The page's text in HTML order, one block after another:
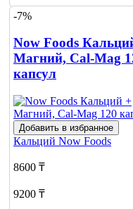
-7%
Now Foods
Магний, Cal-Mag
капсул
Добавить в избранное
Кальций Now Foods
8600 ₸
9200 ₸